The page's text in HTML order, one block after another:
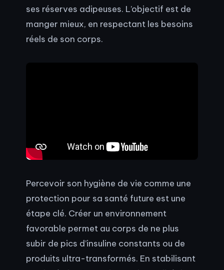
ses réserves adipeuses. L’objectif est de
manger mieux, en respectant les besoins
réels de son corps.
Percevoir son hygiène de vie comme une
protection pour sa santé future est une
étape clé. Créer un environnement
favorable permet au corps de ne plus
subir de pics d’insuline constants ou de
produits ultra-transformés. En stabilisant